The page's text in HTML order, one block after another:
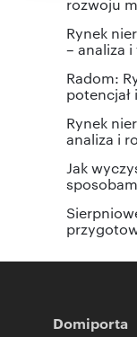
Rynek
– analiza
Radom:
Rynek
analiza i
Jak
Domiporta